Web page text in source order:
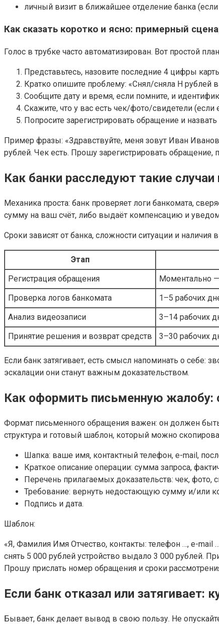
личный визит в ближайшее отделение банка
Как сказать коротко и ясно: примерный
Голос в трубке часто автоматизирован. Вот простой
Представьтесь, назовите последние 4 цифры
Кратко опишите проблему: «Снял/сняла Н рублей
Сообщите дату и время, если помните, и
Скажите, что у вас есть чек/фото/свидетели (если
Попросите зарегистрировать обращение и
Пример фразы: «Здравствуйте, меня зовут Иван
рублей. Чек есть. Прошу зарегистрировать
Как банки расследуют такие
Механика проста: банк проверяет логи банкомата,
сумму на ваш счёт, либо выдаёт компенсацию и
Сроки зависят от банка, сложности ситуации и
Этап
Регистрация обращения
Моментально
Проверка логов банкомата
1–5 рабочих
Анализ видеозаписи
3–14 рабочих
Принятие решения и возврат средств
3–30 рабочих
Если банк затягивает, есть смысл напоминать о
эскалации они станут важным доказательством.
Как оформить письменную жалобу:
Формат письменного обращения важен: он должен
структура и готовый шаблон, который можно
Шапка: ваше имя, контактный телефон, e-mail,
Краткое описание операции: сумма запроса,
Перечень прилагаемых доказательств: чек, фото,
Требование: вернуть недостающую сумму и/или
Подпись и дата.
Шаблон:
«Я, Фамилия Имя Отчество, контакты: телефон …, e-mail
снять 5 000 рублей устройство выдало 3 000 рублей.
Прошу прислать номер обращения и сроки
Если банк отказал или затягивает:
Бывает, банк делает вывод в свою пользу. Не